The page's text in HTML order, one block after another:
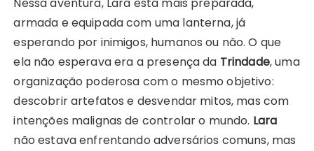
Nessa aventura, Lara está mais preparada,
armada e equipada com uma lanterna, já
esperando por inimigos, humanos ou não. O que
ela não esperava era a presença da Trindade, uma
organização poderosa com o mesmo objetivo:
descobrir artefatos e desvendar mitos, mas com
intenções malignas de controlar o mundo. Lara
não estava enfrentando adversários comuns, mas